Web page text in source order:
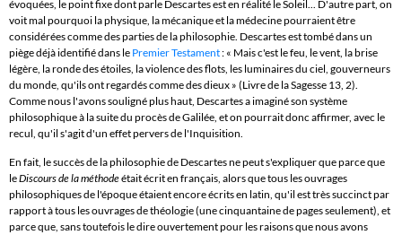
évoquées, le point fixe dont parle Descartes est en réalité le Soleil... D'autre part, on
voit mal pourquoi la physique, la mécanique et la médecine pourraient être
considérées comme des parties de la philosophie. Descartes est tombé dans un
piège déjà identifié dans le Premier Testament: « Mais c'est le feu, le vent, la brise
légère, la ronde des étoiles, la violence des flots, les luminaires du ciel, gouverneurs
du monde, qu'ils ont regardés comme desdieux » (Livre de la Sagesse 13, 2).
Comme nous l'avons souligné plus haut, Descartes a imaginé son système
philosophique à la suite du procès de Galilée, et on pourrait donc affirmer, avec le
recul, qu'il s'agit d'un effet pervers de l'Inquisition.
En fait, le succès de la philosophie de Descartes ne peut s'expliquer que parce que
leDiscours de la méthodeétait écrit en français, alors que tous les ouvrages
philosophiques de l'époque étaient encore écrits en latin, qu'il est très succinct par
rapport à tous les ouvrages de théologie (une cinquantaine de pages seulement), et
parce que, sans toutefois le dire ouvertement pour les raisons que nous avons